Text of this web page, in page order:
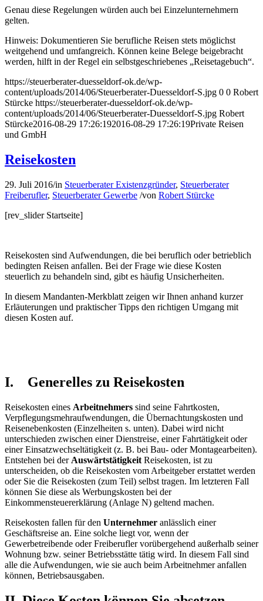
Genau diese Regelungen würden auch bei Einzelunternehmern
gelten.
Hinweis: Dokumentieren Sie berufliche Reisen stets möglichst
weitgehend und umfangreich. Können keine Belege beigebracht
werden, hilft in der Regel ein selbstgeschriebenes „Reisetagebuch“.
https://steuerberater-duesseldorf-ok.de/wp-
content/uploads/2014/06/Steuerberater-Duesseldorf-S.jpg 0 0 Robert
Stürcke https://steuerberater-duesseldorf-ok.de/wp-
content/uploads/2014/06/Steuerberater-Duesseldorf-S.jpg Robert
Stürcke2016-08-29 17:26:192016-08-29 17:26:19Private Reisen
und GmbH
Reisekosten
29. Juli 2016/in Steuerberater Existenzgründer, Steuerberater
Freiberufler, Steuerberater Gewerbe /von Robert Stürcke
[rev_slider Startseite]
Reisekosten sind Aufwendungen, die bei beruflich oder betrieblich
bedingten Reisen anfallen. Bei der Frage wie diese Kosten
steuerlich zu behandeln sind, gibt es häufig Unsicherheiten.
In diesem Mandanten-Merkblatt zeigen wir Ihnen anhand kurzer
Erläuterungen und praktischer Tipps den richtigen Umgang mit
diesen Kosten auf.
I. Generelles zu Reisekosten
Reisekosten eines Arbeitnehmers sind seine Fahrtkosten,
Verpflegungsmehraufwendungen, die Übernachtungskosten und
Reisenebenkosten (Einzelheiten s. unten). Dabei wird nicht
unterschieden zwischen einer Dienstreise, einer Fahrtätigkeit oder
einer Einsatzwechseltätigkeit (z. B. bei Bau- oder Montagearbeiten).
Entstehen bei der Auswärtstätigkeit Reisekosten, ist zu
unterscheiden, ob die Reisekosten vom Arbeitgeber erstattet werden
oder Sie die Reisekosten (zum Teil) selbst tragen. Im letzteren Fall
können Sie diese als Werbungskosten bei der
Einkommensteuererklärung (Anlage N) geltend machen.
Reisekosten fallen für den Unternehmer anlässlich einer
Geschäftsreise an. Eine solche liegt vor, wenn der
Gewerbetreibende oder Freiberufler vorübergehend außerhalb seiner
Wohnung bzw. seiner Betriebsstätte tätig wird. In diesem Fall sind
alle die Aufwendungen, wie sie auch beim Arbeitnehmer anfallen
können, Betriebsausgaben.